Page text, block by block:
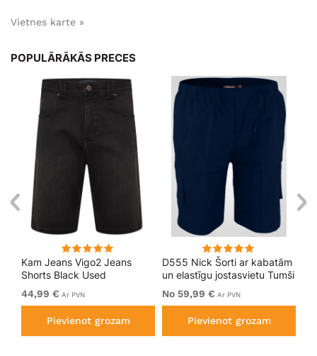
Vietnes karte »
POPULĀRĀKĀS PRECES
Kam Jeans Vigo2 Jeans
Shorts Black Used
44,99 € Ar PVN
Pievienot grozam
D555 Nick Šorti ar kabatām
un elastīgu jostasvietu Tumši
zili
No 59,99 € Ar PVN
Pievienot grozam